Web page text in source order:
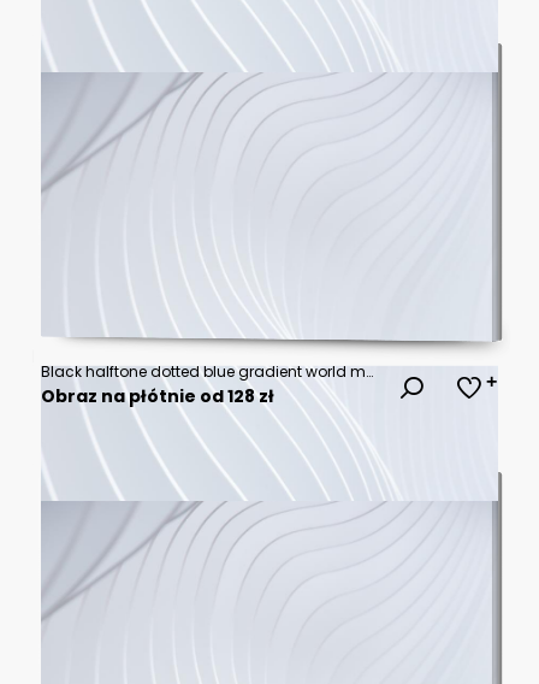
Black halftone dotted blue gradient world map. Vector illustration. Dotted map in flat design. Vector illustration isolated on white background
Obraz na płótnie od 128 zł